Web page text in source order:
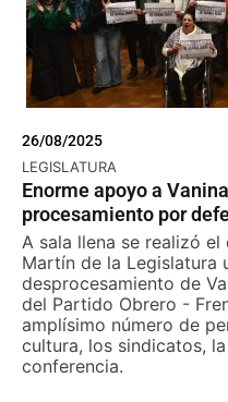
26/08/2025
LEGISLATURA
Enorme apoyo a
procesamiento por
A sala llena se realizó el
Martín de la Legislatura
desprocesamiento de
del Partido Obrero -
amplísimo número de
cultura, los sindicatos,
conferencia.